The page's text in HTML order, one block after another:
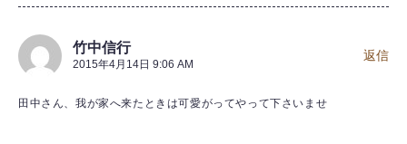
竹中信行
2015年4月14日 9:06 AM
田中さん、我が家へ来たときは可愛がってやって下さいませ
返信